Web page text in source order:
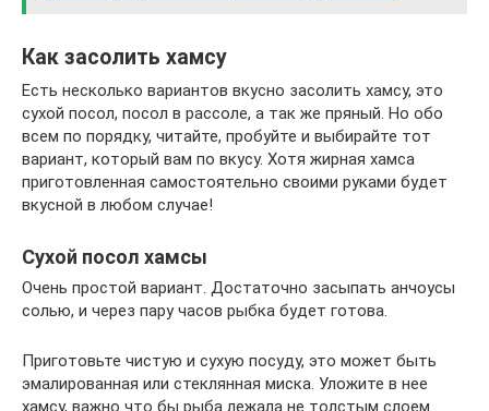
Как засолить хамсу
Есть несколько вариантов вкусно засолить хамсу, это
сухой посол, посол в рассоле, а так же пряный. Но обо
всем по порядку, читайте, пробуйте и выбирайте тот
вариант, который вам по вкусу. Хотя жирная хамса
приготовленная самостоятельно своими руками будет
вкусной в любом случае!
Сухой посол хамсы
Очень простой вариант. Достаточно засыпать анчоусы
солью, и через пару часов рыбка будет готова.
Приготовьте чистую и сухую посуду, это может быть
эмалированная или стеклянная миска. Уложите в нее
хамсу, важно что бы рыба лежала не толстым слоем.